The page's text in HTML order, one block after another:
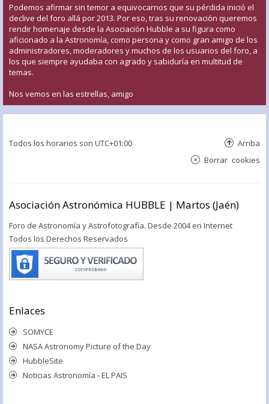
Podemos afirmar sin temor a equivocarnos que su pérdida inició el
declive del foro allá por 2013. Por eso, tras su renovación queremos
rendir homenaje desde la Asociación Hubble a su figura como
aficionado a la Astronomía, como persona y como gran amigo de los
administradores, moderadores y muchos de los usuarios del foro, a
los que siempre ayudaba con agrado y sabiduría en multitud de
temas.
Nos vemos en las estrellas, amigo
Todos los horarios son UTC+01:00 Arriba
Borrar cookies
Asociación Astronómica HUBBLE | Martos (Jaén)
Foro de Astronomía y Astrofotografía. Desde 2004 en Internet
Todos los Derechos Reservados
Enlaces
SOMYCE
NASA Astronomy Picture of the Day
HubbleSite
Noticias Astronomía - EL PAIS